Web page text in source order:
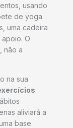
usando
de yoga
uma cadeira
O
não a
na sua
aliviará a
base